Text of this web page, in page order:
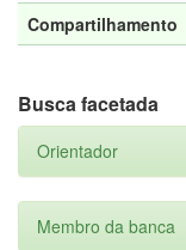
Compartilhamento
Busca facetada
Orientador
Membro da banca